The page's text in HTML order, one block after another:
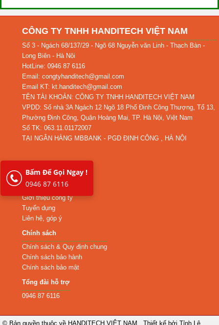
Bấm Để Gọi Ngay !
0946 87 6116
CÔNG TY TNHH HANDITECH VIỆT NAM
Số 3 - Ngách 68/137/29 - Ngõ 68 Nguyễn văn Linh - Thạch Bàn -
Long Biên - Hà Nội
HotLine: 0946 87 6116
Email: congtyhanditech@gmail.com
Email KT: kt.handitech@gmail.com
TÊN TÀI KHOẢN: CÔNG TY TNHH HANDITECH VIỆT NAM
VPDD: Số nhà 3A Ngách 12 Ngõ 18 Phố Định Công Thượng, Tổ 13,
Phường Định Công, Quận Hoàng Mai, TP. Hà Nội, Việt Nam
Số TK: 063.11.01172007
TẠI NGÂN HÀNG MBBANK - PGD ĐỊNH CÔNG , HÀ NỘI
Thông tin công ty
Hệ thống chi nhánh
Giới thiệu công ty
Tuyển dụng
Liên hệ, góp ý
Chính sách
Chính sách & Quy định chung
Chính sách bảo hành
Chính sách bảo mật
Tổng đài hỗ trợ
0946 87 6116
© Bản quyền thuộc về HANDITECH VIỆT NAM Thiết kế bởi Tỉnh Lê.